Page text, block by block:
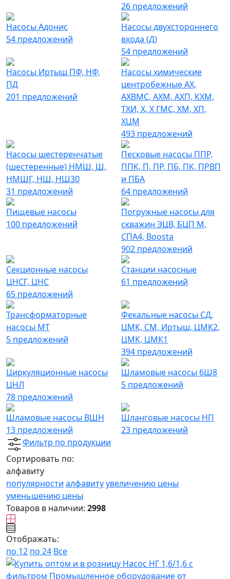
26 предложений
Насосы Адонис
54 предложений
Насосы двухстороннего
входа (Д)
54 предложений
Насосы Иртыш ПФ, НФ,
ПД
201 предложений
Насосы химические
центробежные АХ,
АХВМС, АХМ, АХП, КХМ,
ТХИ, Х, Х ГМС, ХМ, ХП,
ХЦМ
493 предложений
Насосы шестеренчатые
(шестеренные) НМШ, Ш,
НМШГ, НШ, НШ30
31 предложений
Песковые насосы ППР,
ППК, П, ПР, ПБ, ПК, ПРВП
и ПБА
64 предложений
Пищевые насосы
100 предложений
Погружные насосы для
скважин ЭЦВ, БЦП М,
СПА4, Boosta
902 предложений
Секционные насосы
ЦНСГ, ЦНС
65 предложений
Станции насосные
61 предложений
Трансформаторные
насосы МТ
5 предложений
Фекальные насосы СД,
ЦМК, СМ, Иртыш, ЦМК2,
ЦМК, ЦМК1
394 предложений
Циркуляционные насосы
ЦНЛ
78 предложений
Шламовые насосы 6Ш8
5 предложений
Шламовые насосы ВШН
13 предложений
Шланговые насосы НП
23 предложений
Фильтр по продукции
Сортировать по:
алфавиту
популярности алфавитуувеличению цены
уменьшению цены
Товаров в наличии: 2998
Отображать:
по 12 по 24 Все